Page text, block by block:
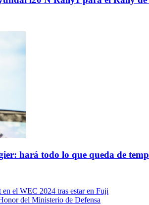
hará todo lo que queda de
el WEC 2024 tras estar en Fuji
del Ministerio de Defensa